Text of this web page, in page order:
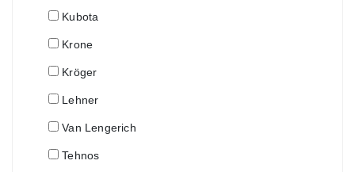
Kubota
Krone
Kröger
Lehner
Van Lengerich
Tehnos